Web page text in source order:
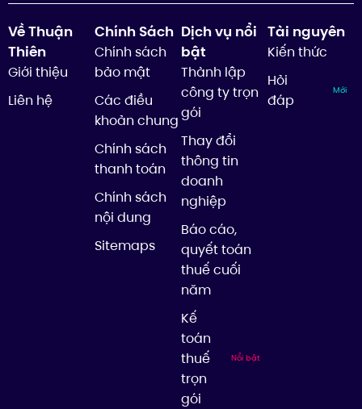
Về Thuận
Thiên
Giới thiệu
Liên hệ
Chính Sách
Chính sách
bảo mật
Các điều
khoản chung
Chính sách
thanh toán
Chính sách
nội dung
Sitemaps
Dịch vụ nổi
bật
Thành lập
công ty trọn
gói
Thay đổi
thông tin
doanh
nghiệp
Báo cáo,
quyết toán
thuế cuối
năm
Kế
toán
thuế
trọn
gói
Nổi bật
Tài nguyên
Kiến thức
Hỏi
đáp
Mới